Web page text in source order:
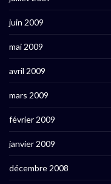
juin 2009
mai 2009
avril 2009
mars 2009
février 2009
janvier 2009
décembre 2008